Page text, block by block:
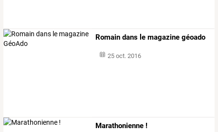
Romain dans le magazine géoado
25 oct. 2016
Marathonienne !